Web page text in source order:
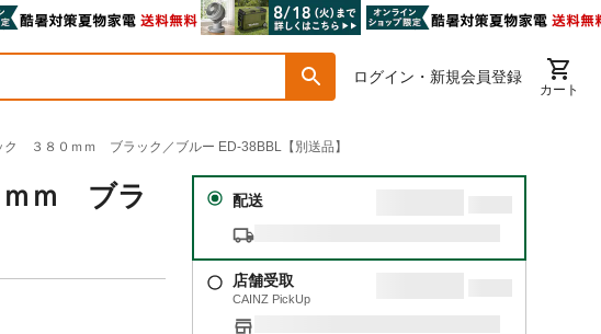
ログイン・新規会員登録
カート
ク ３８０ｍｍ ブラック／ブルー ED-38BBL【別送品】
ｍｍ ブラ
配送
店舗受取
CAINZ PickUp